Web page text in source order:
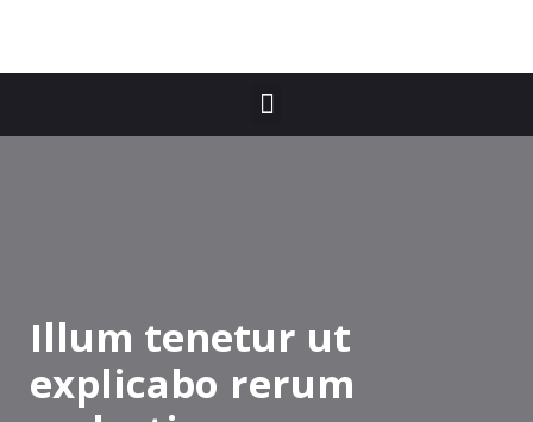
Illum tenetur ut
explicabo rerum